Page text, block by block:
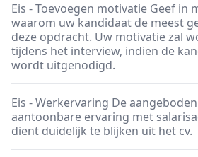
Eis - Toevoegen motivatie Geef in
waarom uw kandidaat de meest
deze opdracht. Uw motivatie zal
tijdens het interview, indien de
wordt uitgenodigd.
Eis - Werkervaring De
aantoonbare ervaring met
dient duidelijk te blijken uit het cv.